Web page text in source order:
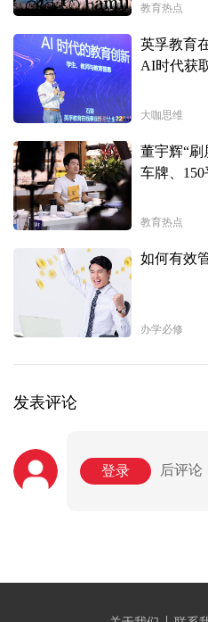
教育热点
英孚教育
AI时代获
大咖思维
董宇辉“刷
车牌、
教育热点
如何有效
办学必修
发表评论
登录 后评论